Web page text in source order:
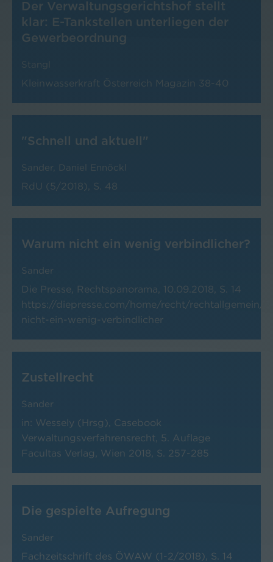
Der Verwaltungsgerichtshof stellt
klar: E-Tankstellen unterliegen der
Gewerbeordnung
Stangl
Kleinwasserkraft Österreich Magazin 38-40
"Schnell und aktuell"
Sander Daniel Ennöckl
RdU (5/2018), S. 48
Warum nicht ein wenig verbindlicher?
Sander
Die Presse, Rechtspanorama, 10.09.2018, S. 14
https://diepresse.com/home/recht/rechtallgemein/
nicht-ein-wenig-verbindlicher
Zustellrecht
Sander
in: Wessely (Hrsg), Casebook
Verwaltungsverfahrensrecht, 5. Auflage
Facultas Verlag, Wien 2018, S. 257-285
Die gespielte Aufregung
Sander
Fachzeitschrift des ÖWAW (1-2/2018), S. 14